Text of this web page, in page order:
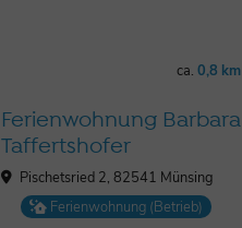
ca.0,8 km
Ferienwohnung Barbara
Taffertshofer
Pischetsried 2, 82541 Münsing
Ferienwohnung (Betrieb)